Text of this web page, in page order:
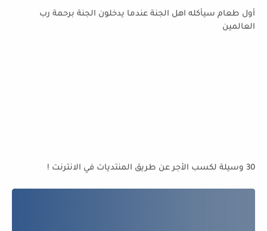
أول طعام سيأكله اهل الجنة عندما يدخلون الجنة برحمة رب
العالمين
30 وسيلة لكسب الأجر عن طريق المنتديات في الانترنت !